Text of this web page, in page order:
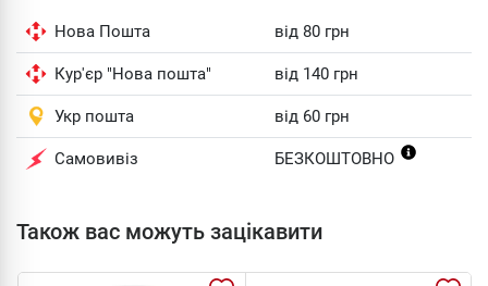
Нова Пошта від 80 грн
Кур'єр "Нова пошта" від 140 грн
Укр пошта від 60 грн
Самовивіз БЕЗКОШТОВНО
Також вас можуть зацікавити